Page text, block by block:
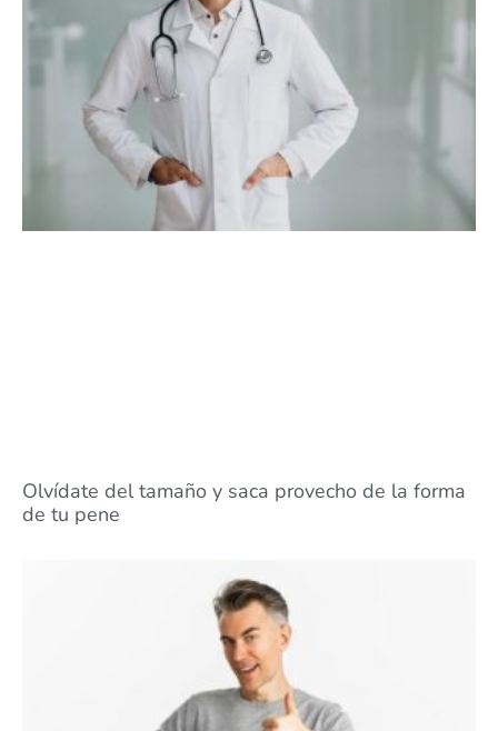
Olvídate del tamaño y saca provecho de la forma
de tu pene